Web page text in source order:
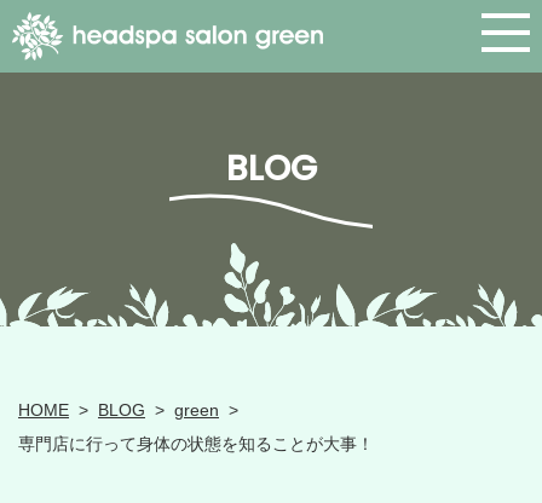
BLOG
HOME > BLOG > green >
専門店に行って身体の状態を知ることが大事！